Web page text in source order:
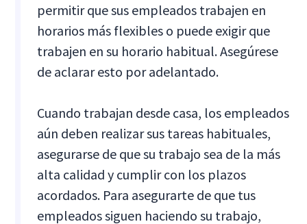
permitir que sus empleados trabajen en
horarios más flexibles o puede exigir que
trabajen en su horario habitual. Asegúrese
de aclarar esto por adelantado.
Cuando trabajan desde casa, los empleados
aún deben realizar sus tareas habituales,
asegurarse de que su trabajo sea de la más
alta calidad y cumplir con los plazos
acordados. Para asegurarte de que tus
empleados siguen haciendo su trabajo,